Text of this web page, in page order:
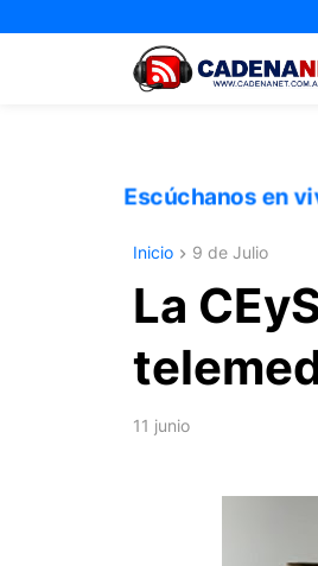
Escúchanos en
Inicio 9 de Julio
La
11 junio